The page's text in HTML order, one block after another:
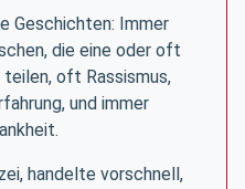
Geschichten: Immer
die eine oder oft
oft Rassismus,
und immer
handelte vorschnell,